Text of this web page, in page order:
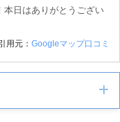
本日はありがとうござい
用元： Googleマップ口コミ